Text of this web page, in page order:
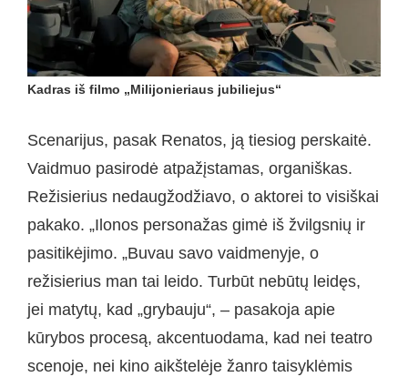
Kadras iš filmo „Milijonieriaus jubiliejus“
Scenarijus, pasak Renatos, ją tiesiog perskaitė.
Vaidmuo pasirodė atpažįstamas, organiškas.
Režisierius nedaugžodžiavo, o aktorei to visiškai
pakako. „Ilonos personažas gimė iš žvilgsnių ir
pasitikėjimo. „Buvau savo vaidmenyje, o
režisierius man tai leido. Turbūt nebūtų leidęs,
jei matytų, kad „grybauju“, – pasakoja apie
kūrybos procesą, akcentuodama, kad nei teatro
scenoje, nei kino aikštelėje žanro taisyklėmis